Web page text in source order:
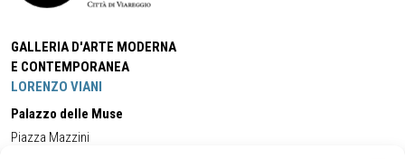
GALLERIA D'ARTE MODERNA
E CONTEMPORANEA
LORENZO VIANI
Palazzo delle Muse
Piazza Mazzini